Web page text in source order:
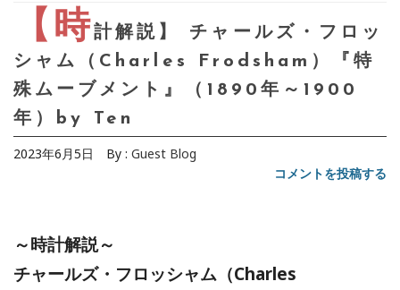
【時計解説】 チャールズ・フロッ
シャム（Charles Frodsham）『特
殊ムーブメント』（1890年～1900
年）by Ten
2023年6月5日 By : Guest Blog
コメントを投稿する
～時計解説～
チャールズ・フロッシャム（Charles